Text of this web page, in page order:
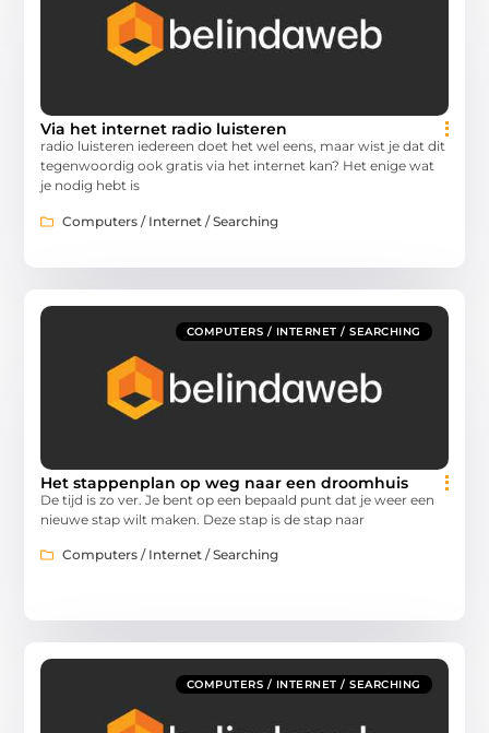
Via het internet radio luisteren
radio luisteren iedereen doet het wel eens, maar wist je dat dit
tegenwoordig ook gratis via het internet kan? Het enige wat
je nodig hebt is
Computers / Internet / Searching
COMPUTERS / INTERNET / SEARCHING
Het stappenplan op weg naar een droomhuis
De tijd is zo ver. Je bent op een bepaald punt dat je weer een
nieuwe stap wilt maken. Deze stap is de stap naar
Computers / Internet / Searching
COMPUTERS / INTERNET / SEARCHING